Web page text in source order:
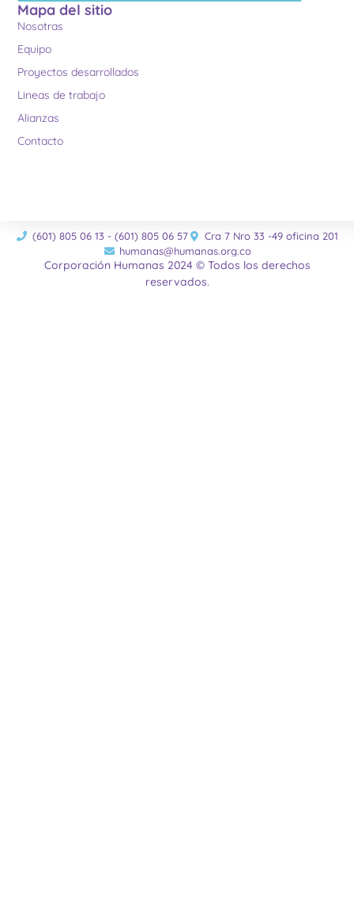
Mapa del sitio
Nosotras
Equipo
Proyectos desarrollados
Lineas de trabajo
Alianzas
Contacto
(601) 805 06 13 - (601) 805 06 57
Cra 7 Nro 33 -49 oficina 201
humanas@humanas.org.co
Corporación Humanas 2024 © Todos los derechos
reservados.